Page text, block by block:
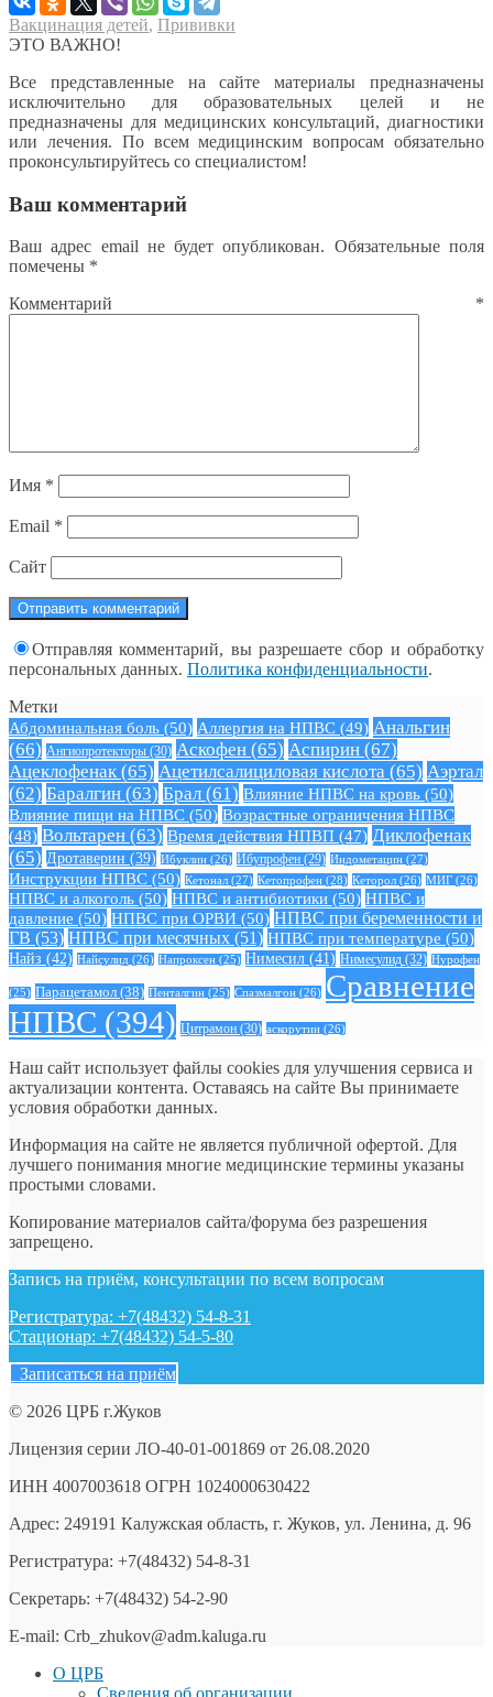
Вакцинация детей, Прививки
ЭТО ВАЖНО!
Все представленные на сайте материалы предназначены
исключительно для образовательных целей и не
предназначены для медицинских консультаций, диагностики
или лечения. По всем медицинским вопросам обязательно
проконсультируйтесь со специалистом!
Ваш комментарий
Ваш адрес email не будет опубликован. Обязательные поля
помечены *
Комментарий *
Имя *
Email *
Сайт
Отправляя комментарий, вы разрешаете сбор и обработку
персональных данных. Политика конфиденциальности.
Метки
Абдоминальная боль (50) Аллергия на НПВС (49) Анальгин
(66) Ангиопротекторы (30) Аскофен (65) Аспирин (67)
Ацеклофенак (65) Ацетилсалициловая кислота (65) Аэртал
(62) Баралгин (63) Брал (61) Влияние НПВС на кровь (50)
Влияние пищи на НПВС (50) Возрастные ограничения НПВС
(48) Вольтарен (63) Время действия НПВП (47) Диклофенак
(65) Дротаверин (39) Ибуклин (26) Ибупрофен (29) Индометацин (27)
Инструкции НПВС (50) Кетонал (27) Кетопрофен (28) Кеторол (26) МИГ (26)
НПВС и алкоголь (50) НПВС и антибиотики (50) НПВС и
давление (50) НПВС при ОРВИ (50) НПВС при беременности и
ГВ (53) НПВС при месячных (51) НПВС при температуре (50)
Найз (42) Найсулид (26) Напроксен (25) Нимесил (41) Нимесулид (32) Нурофен
(25) Парацетамол (38) Пенталгин (25) Спазмалгон (26) Сравнение
НПВС (394) Цитрамон (30) аскорутин (26)
Наш сайт использует файлы cookies для улучшения сервиса и
актуализации контента. Оставаясь на сайте Вы принимаете
условия обработки данных.
Информация на сайте не является публичной офертой. Для
лучшего понимания многие медицинские термины указаны
простыми словами.
Копирование материалов сайта/форума без разрешения
запрещено.
Запись на приём, консультации по всем вопросам
Регистратура: +7(48432) 54-8-31
Стационар: +7(48432) 54-5-80
Записаться на приём
© 2026 ЦРБ г.Жуков
Лицензия серии ЛО-40-01-001869 от 26.08.2020
ИНН 4007003618 ОГРН 1024000630422
Адрес: 249191 Калужская область, г. Жуков, ул. Ленина, д. 96
Регистратура: +7(48432) 54-8-31
Секретарь: +7(48432) 54-2-90
E-mail: Crb_zhukov@adm.kaluga.ru
О ЦРБ